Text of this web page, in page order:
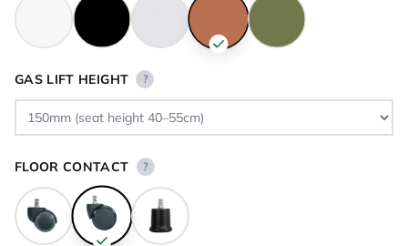
GAS LIFT HEIGHT ?
FLOOR CONTACT ?